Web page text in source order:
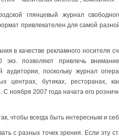
глянцевый журнал
привлекателен для самой
в качестве рекламного носителя
позволяют привлечь
аудитории, поскольку журнал
центрах, бутиках, ресторанах,
С ноября 2007 года начата его
чтобы всегда быть интересным и
с разных точек зрения. Если эту